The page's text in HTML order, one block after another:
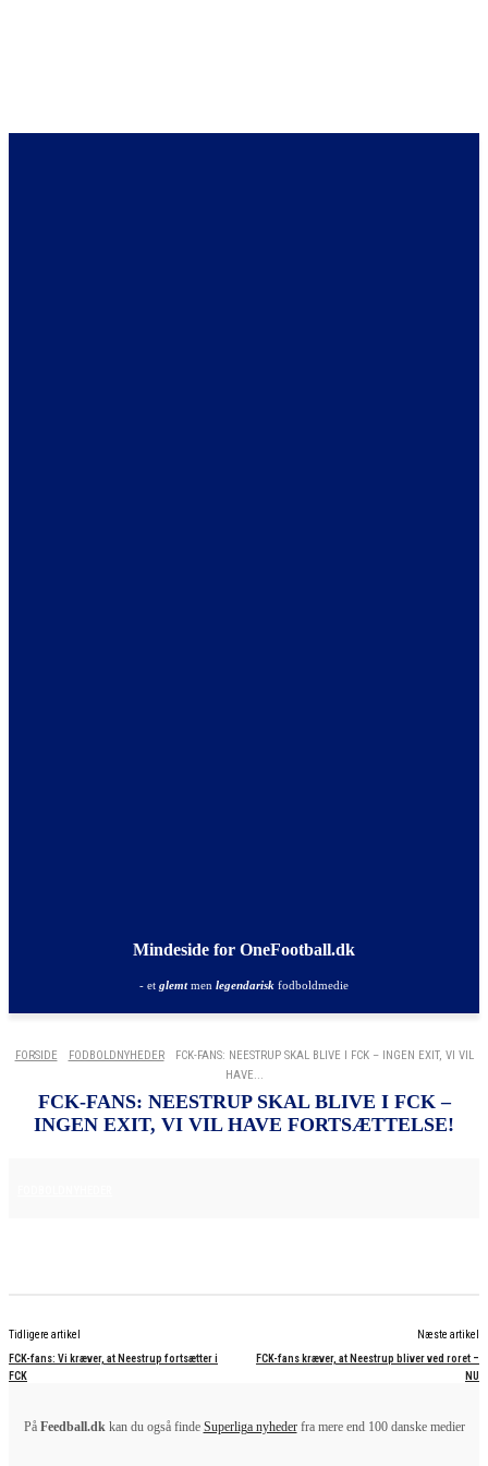
Mindeside for OneFootball.dk
- et glemtmen legendarisk fodboldmedie
FORSIDE FODBOLDNYHEDER
FCK-FANS: NEESTRUP SKAL BLIVE I FCK – INGEN EXIT, VI VIL
HAVE...
FCK-FANS: NEESTRUP SKAL BLIVE I FCK –
INGEN EXIT, VI VIL HAVE FORTSÆTTELSE!
Tidligere artikel
FCK-fans: Vi kræver, at Neestrup fortsætter i
FCK
Næste artikel
FCK-fans kræver, at Neestrup bliver ved roret –
NU
På Feedball.dkkan du også finde Superliga nyhederfra mere end 100 danske medier